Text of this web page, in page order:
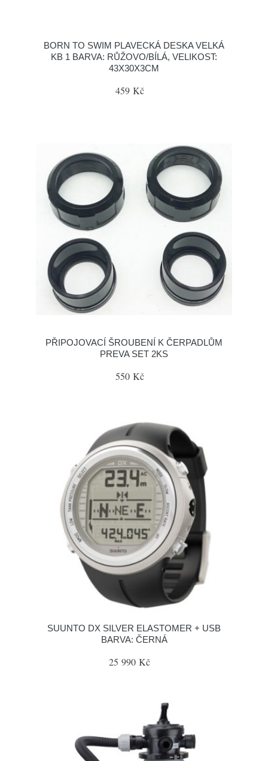
BORN TO SWIM PLAVECKÁ DESKA VELKÁ
KB 1 BARVA: RŮŽOVO/BÍLÁ, VELIKOST:
43X30X3CM
459 Kč
PŘIPOJOVACÍ ŠROUBENÍ K ČERPADLŮM
PREVA SET 2KS
550 Kč
SUUNTO DX SILVER ELASTOMER + USB
BARVA: ČERNÁ
25 990 Kč